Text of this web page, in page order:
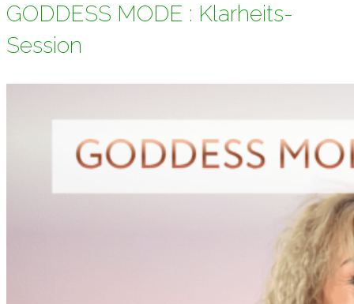
GODDESS MODE : Klarheits-
Session